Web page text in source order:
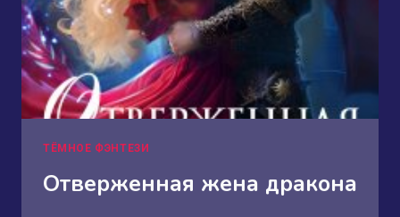
ТЁМНОЕ ФЭНТЕЗИ
Отверженная жена дракона